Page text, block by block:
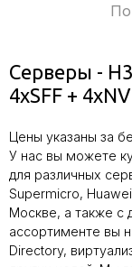
Серверы -
4xSFF +
Цены указаны за
У нас вы можете
для различных
Supermicro,
Москве, а также с
ассортименте вы
Directory,